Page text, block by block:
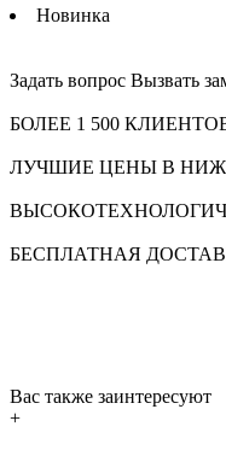
Новинка
Задать вопрос Вызвать
БОЛЕЕ 1 500
ЛУЧШИЕ ЦЕНЫ В
БЕСПЛАТНАЯ
Вас также заинтересуют
+